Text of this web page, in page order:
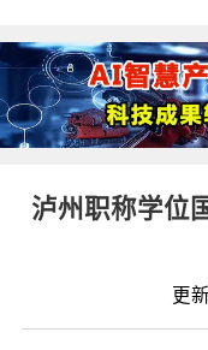
泸州职称学位
更